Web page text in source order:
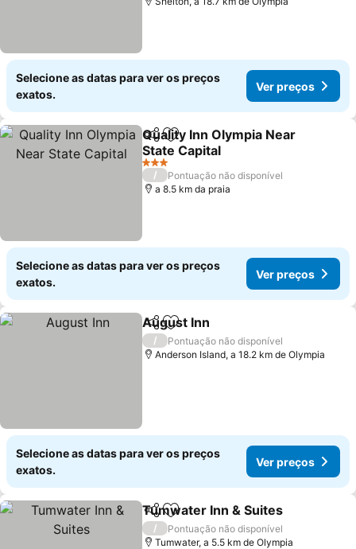
Selecione as datas para ver os preços
exatos.
Ver preços
PartilharAdicionar aos favoritos
Quality Inn Olympia Near
State Capital
3 Estrelas
/
Pontuação não disponível
a 8.5 km da praia
Selecione as datas para ver os preços
exatos.
Ver preços
PartilharAdicionar aos favoritos
August Inn
/
Pontuação não disponível
Anderson Island, a 18.2 km de Olympia
Selecione as datas para ver os preços
exatos.
Ver preços
PartilharAdicionar aos favoritos
Tumwater Inn & Suites
/
Pontuação não disponível
Tumwater, a 5.5 km de Olympia